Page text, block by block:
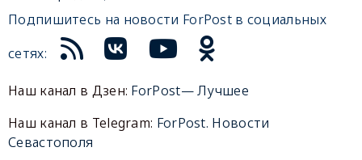
Подпишитесь на новости ForPost в социальных
сетях:
Наш канал в Дзен: ForPost— Лучшее
Наш канал в Telegram: ForPost. Новости
Севастополя